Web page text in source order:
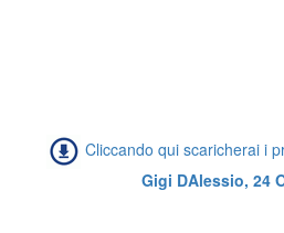
Cliccando qui scaricherai i
Gigi DAlessio, 24